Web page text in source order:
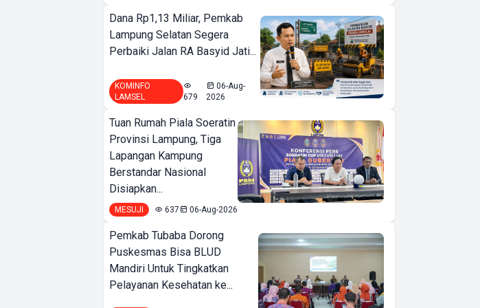
Dana Rp1,13 Miliar, Pemkab
Lampung Selatan Segera
Perbaiki Jalan RA Basyid Jati...
KOMINFO
LAMSEL
679
06-Aug-
2026
Tuan Rumah Piala Soeratin
Provinsi Lampung, Tiga
Lapangan Kampung
Berstandar Nasional
Disiapkan...
MESUJI 637 06-Aug-2026
Pemkab Tubaba Dorong
Puskesmas Bisa BLUD
Mandiri Untuk Tingkatkan
Pelayanan Kesehatan ke...